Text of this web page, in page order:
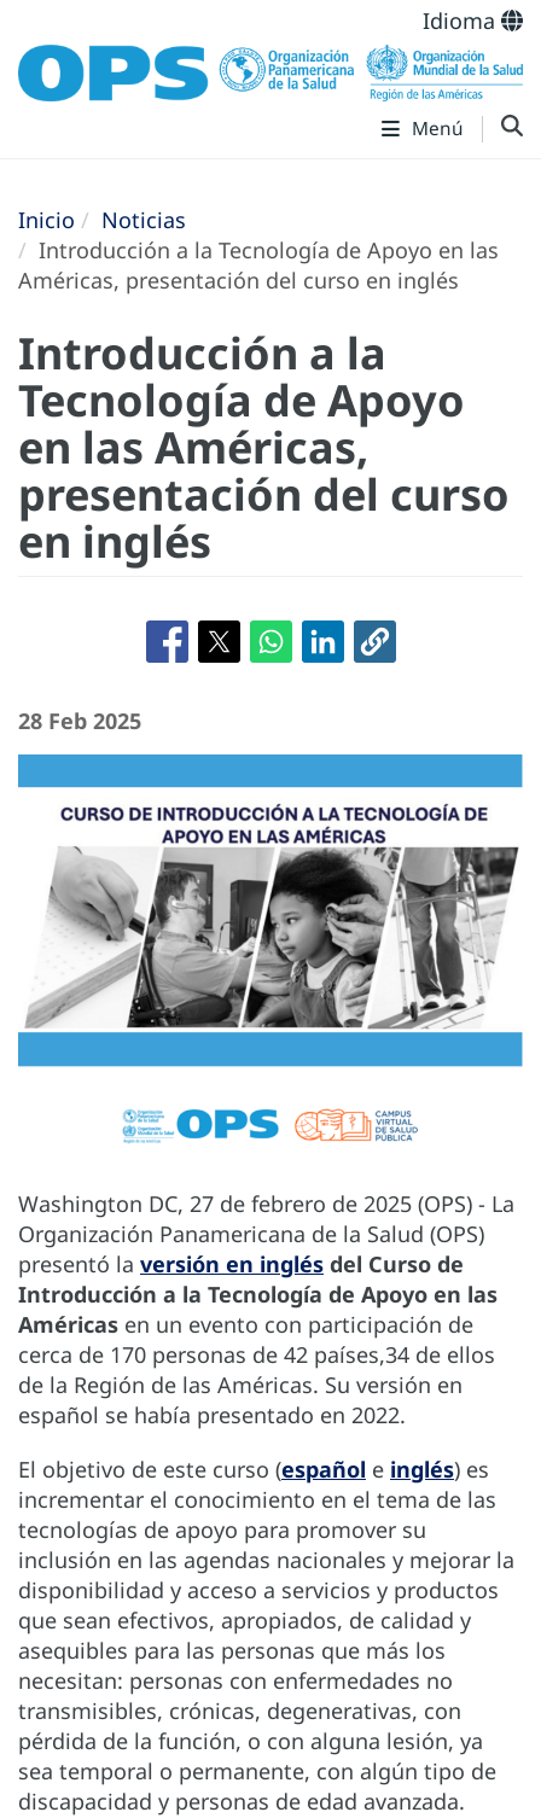
Idioma
Menú
Inicio
Noticias
Introducción a la Tecnología de Apoyo en las
Américas, presentación del curso en inglés
Introducción a la
Tecnología de Apoyo
en las Américas,
presentación del curso
en inglés
28 Feb 2025
Washington DC, 27 de febrero de 2025 (OPS) - La
Organización Panamericana de la Salud (OPS)
presentó la versión en inglés del Curso de
Introducción a la Tecnología de Apoyo en las
Américas en un evento con participación de
cerca de 170 personas de 42 países,34 de ellos
de la Región de las Américas. Su versión en
español se había presentado en 2022.
El objetivo de este curso (español e inglés) es
incrementar el conocimiento en el tema de las
tecnologías de apoyo para promover su
inclusión en las agendas nacionales y mejorar la
disponibilidad y acceso a servicios y productos
que sean efectivos, apropiados, de calidad y
asequibles para las personas que más los
necesitan: personas con enfermedades no
transmisibles, crónicas, degenerativas, con
pérdida de la función, o con alguna lesión, ya
sea temporal o permanente, con algún tipo de
discapacidad y personas de edad avanzada.